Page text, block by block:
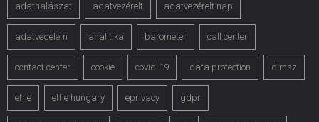
adathalászat adatvezérelt adatvezérelt nap
adatvédelem analitika barometer call center
contact center cookie covid-19 data protection dimsz
effie effie hungary eprivacy gdpr